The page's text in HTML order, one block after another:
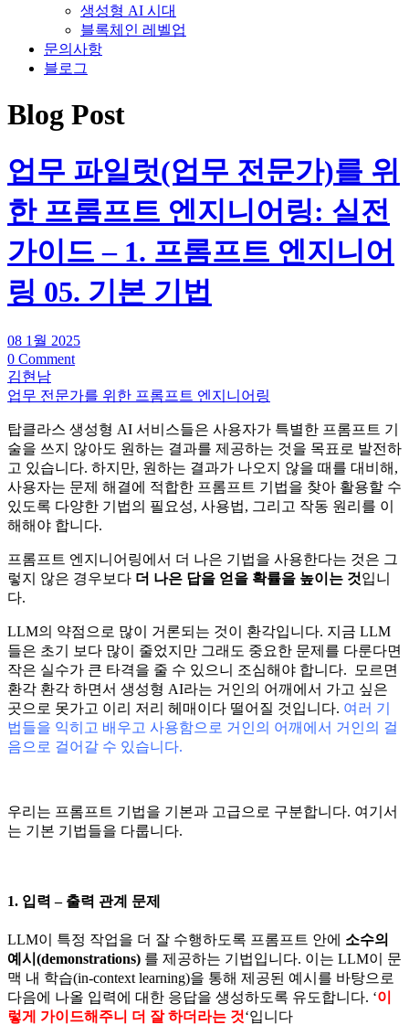
생성형 AI 시대
블록체인 레벨업
문의사항
블로그
Blog Post
업무 파일럿(업무 전문가)를 위
한 프롬프트 엔지니어링: 실전
가이드 – 1. 프롬프트 엔지니어
링 05. 기본 기법
08 1월 2025
0 Comment
김현남
업무 전문가를 위한 프롬프트 엔지니어링
탑클라스 생성형 AI 서비스들은 사용자가 특별한 프롬프트 기
술을 쓰지 않아도 원하는 결과를 제공하는 것을 목표로 발전하
고 있습니다. 하지만, 원하는 결과가 나오지 않을 때를 대비해,
사용자는 문제 해결에 적합한 프롬프트 기법을 찾아 활용할 수
있도록 다양한 기법의 필요성, 사용법, 그리고 작동 원리를 이
해해야 합니다.
프롬프트 엔지니어링에서 더 나은 기법을 사용한다는 것은 그
렇지 않은 경우보다 더 나은 답을 얻을 확률을 높이는 것입니
다.
LLM의 약점으로 많이 거론되는 것이 환각입니다. 지금 LLM
들은 초기 보다 많이 줄었지만 그래도 중요한 문제를 다룬다면
작은 실수가 큰 타격을 줄 수 있으니 조심해야 합니다. 모르면
환각 환각 하면서 생성형 AI라는 거인의 어깨에서 가고 싶은
곳으로 못가고 이리 저리 헤매이다 떨어질 것입니다. 여러 기
법들을 익히고 배우고 사용함으로 거인의 어깨에서 거인의 걸
음으로 걸어갈 수 있습니다.
우리는 프롬프트 기법을 기본과 고급으로 구분합니다. 여기서
는 기본 기법들을 다룹니다.
1. 입력 – 출력 관계 문제
LLM이 특정 작업을 더 잘 수행하도록 프롬프트 안에 소수의
예시(demonstrations) 를 제공하는 기법입니다. 이는 LLM이 문
맥 내 학습(in-context learning)을 통해 제공된 예시를 바탕으로
다음에 나올 입력에 대한 응답을 생성하도록 유도합니다. ‘이
렇게 가이드해주니 더 잘 하더라는 것‘입니다